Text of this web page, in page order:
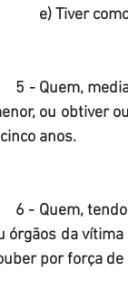
e)
ou obtiver
anos.
órgãos da
por força